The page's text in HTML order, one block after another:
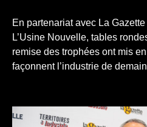
En partenariat avec La
L’Usine Nouvelle, tables
remise des trophées ont mis
façonnent l’industrie de